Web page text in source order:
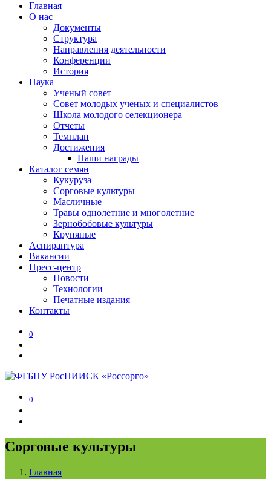
Главная
О нас
Документы
Структура
Направления деятельности
Конференции
История
Наука
Ученый совет
Совет молодых ученых и специалистов
Школа молодого селекционера
Отчеты
Темплан
Достижения
Наши награды
Каталог семян
Кукуруза
Сорговые культуры
Масличные
Травы однолетние и многолетние
Зернобобовые культуры
Крупяные
Аспирантура
Вакансии
Пресс-центр
Новости
Технологии
Печатные издания
Контакты
0
0
Сорговые культуры
Главная